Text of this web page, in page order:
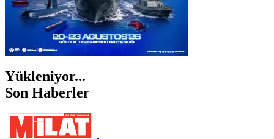
Yükleniyor...
Son Haberler